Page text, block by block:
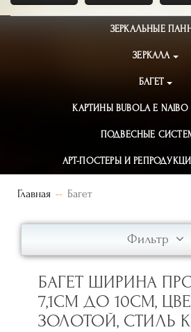
ЗЕРКАЛЬНЫЕ
ЗЕРКАЛА
БАГЕТ
КАРТИНЫ BUBOLA E
ПОДВЕСНЫЕ
АРТ-ПОСТЕРЫ И
Главная Багет
Фильтр
БАГЕТ ШИРИНА
7,1СМ ДО 10СМ,
ЗОЛОТОЙ, СТИЛЬ